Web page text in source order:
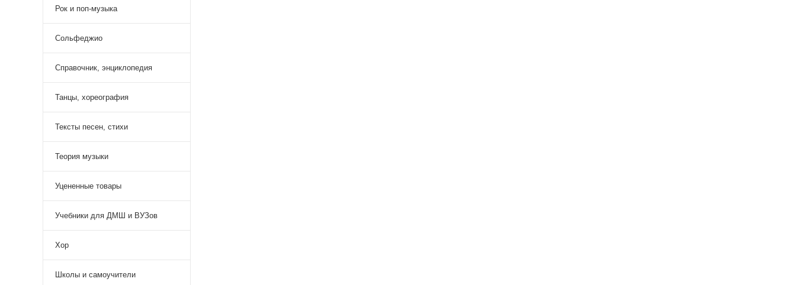
Рок и поп-музыка
Сольфеджио
Справочник, энциклопедия
Танцы, хореография
Тексты песен, стихи
Теория музыки
Уцененные товары
Учебники для ДМШ и ВУЗов
Хор
Школы и самоучители